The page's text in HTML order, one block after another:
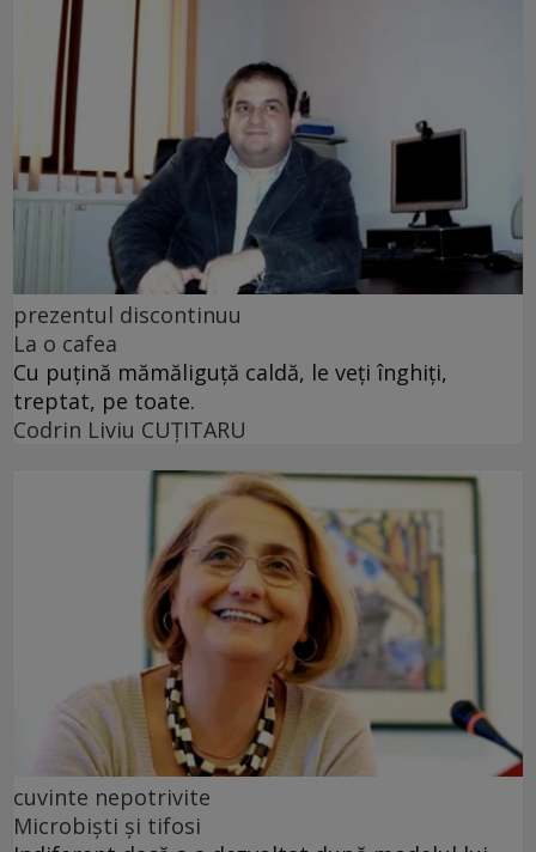
prezentul discontinuu
La o cafea
Cu puţină mămăliguţă caldă, le veţi înghiţi,
treptat, pe toate.
Codrin Liviu CUŢITARU
cuvinte nepotrivite
Microbiști și tifosi